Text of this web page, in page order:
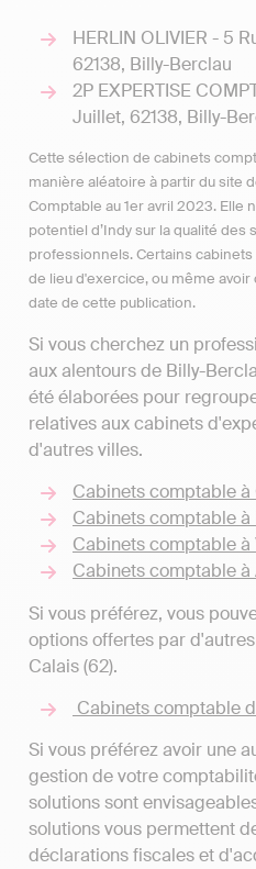
HERLIN OLIVIER - 5
62138, Billy-Berclau
2P EXPERTISE
Juillet, 62138, Billy-
Cette sélection de cabinets
manière aléatoire à partir du site
Comptable au 1er avril 2023. Elle
potentiel d’Indy sur la qualité
professionnels. Certains
de lieu d'exercice, ou même
date de cette publication.
Si vous cherchez un
aux alentours de Billy-
été élaborées pour
relatives aux cabinets
d'autres villes.
Cabinets comptable à
Cabinets comptable
Cabinets comptable
Cabinets comptable
Si vous préférez, vous
options offertes par
Calais (62).
Cabinets comptable
Si vous préférez avoir une
gestion de votre
solutions sont
solutions vous permettent
déclarations fiscales et